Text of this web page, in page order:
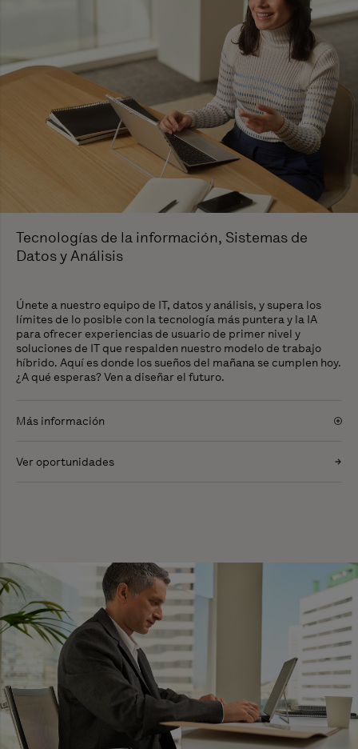
Tecnologías de la información, Sistemas de
Datos y Análisis
Únete a nuestro equipo de IT, datos y análisis, y supera los
límites de lo posible con la tecnología más puntera y la IA
para ofrecer experiencias de usuario de primer nivel y
soluciones de IT que respalden nuestro modelo de trabajo
híbrido. Aquí es donde los sueños del mañana se cumplen hoy.
¿A qué esperas? Ven a diseñar el futuro.
Más información
Ver oportunidades